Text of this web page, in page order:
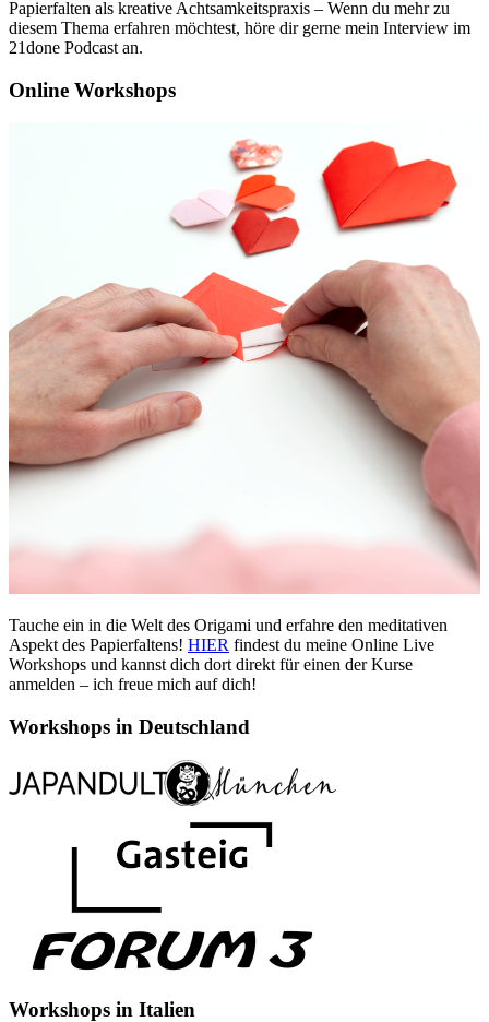
Papierfalten als kreative Achtsamkeitspraxis – Wenn du mehr zu
diesem Thema erfahren möchtest, höre dir gerne mein Interview im
21done Podcast an.
Online Workshops
Tauche ein in die Welt des Origami und erfahre den meditativen
Aspekt des Papierfaltens! HIER findest du meine Online Live
Workshops und kannst dich dort direkt für einen der Kurse
anmelden – ich freue mich auf dich!
Workshops in Deutschland
Workshops in Italien